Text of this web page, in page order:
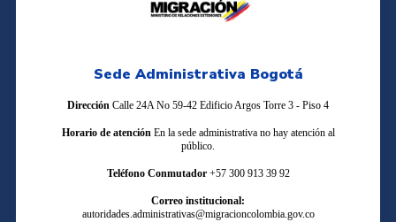
Sede Administrativa Bogotá
Dirección Calle 24A No 59-42 Edificio Argos Torre 3 - Piso 4
Horario de atención En la sede administrativa no hay atención al
público.
Teléfono Conmutador +57 300 913 39 92
Correo institucional:
autoridades.administrativas@migracioncolombia.gov.co